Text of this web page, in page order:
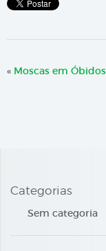
« Moscas em Óbidos
Categorias
Sem categoria